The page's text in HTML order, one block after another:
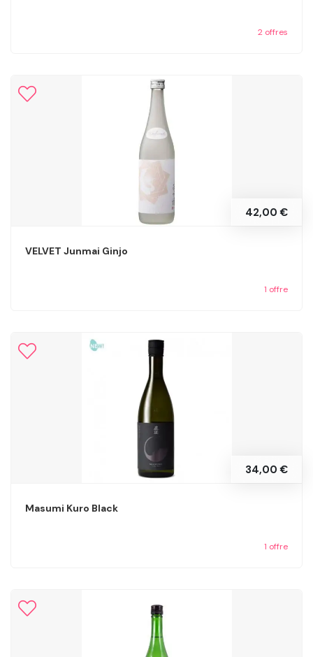
2 offres
VELVET Junmai Ginjo
1 offre
42,00 €
Masumi Kuro Black
1 offre
34,00 €